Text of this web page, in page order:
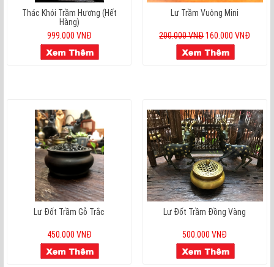
Thác Khói Trầm Hương (hết
Hàng)
999.000 VNĐ
Lư Trầm Vuông Mini
200.000 VNĐ160.000 VNĐ
Lư Đốt Trầm Gỗ Trắc
450.000 VNĐ
Lư Đốt Trầm Đồng Vàng
500.000 VNĐ